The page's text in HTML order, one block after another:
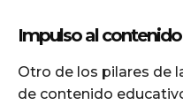
Impulso al
Otro de los pilares de
de contenido